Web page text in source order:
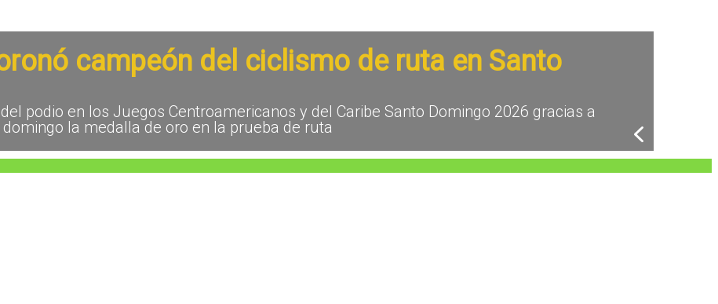
campeón del ciclismo de ruta en Santo
podio en los Juegos Centroamericanos y del Caribe Santo Domingo 2026 gracias a
la medalla de oro en la prueba de ruta